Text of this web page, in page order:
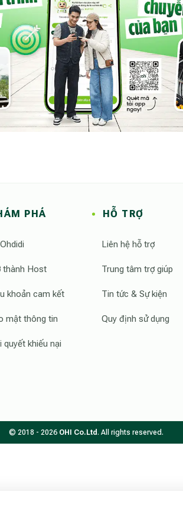
Làng Măng Đen Homestay 2PNphù hợp
ngơi hoặc nhóm bạn tìm kiếm trải nghiệm
nhưng đủ để mỗi khoảnh khắc trở nên
không nằm ở tiện nghi hào nhoáng, mà ở
ấm. Đây là kiểu homestay khiến người ta
yên rất lâu còn đọng lại sau khi rời đi.
PHÁ
thành Host
khoản cam kết
mật thông tin
quyết khiếu nại
HỖ TRỢ
Liên hệ hỗ trợ
Trung tâm trợ giúp
Tin tức & Sự kiện
Quy định sử dụng
© 2018 - 2026 OHI Co.Ltd. All rights reserved.